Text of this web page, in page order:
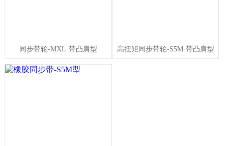
同步带轮-MXL·带凸肩型 高扭矩同步带轮-S5M·带凸肩型